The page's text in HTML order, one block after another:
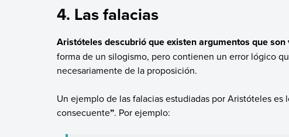
4. Las falacias
Aristóteles descubrió que existen argumentos que
forma de un silogismo, pero contienen un error lógico
necesariamente de la proposición.
Un ejemplo de las falacias estudiadas por Aristóteles
consecuente”. Por ejemplo: